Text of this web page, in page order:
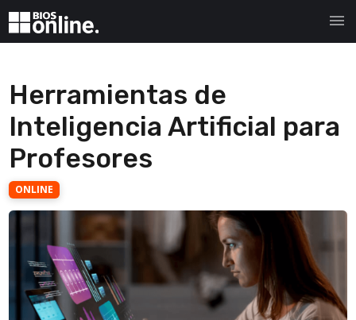
menu
Herramientas de
Inteligencia Artificial para
Profesores
ONLINE